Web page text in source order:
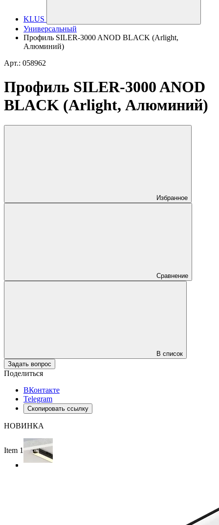
KLUS
Универсальный
Профиль SILER-3000 ANOD BLACK (Arlight,
Алюминий)
Арт.: 058962
Профиль SILER-3000 ANOD
BLACK (Arlight, Алюминий)
Избранное
Сравнение
В список
Задать вопрос
Поделиться
ВКонтакте
Telegram
Скопировать ссылку
НОВИНКА
Item 1 of 4